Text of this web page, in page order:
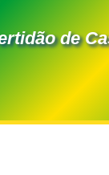
de